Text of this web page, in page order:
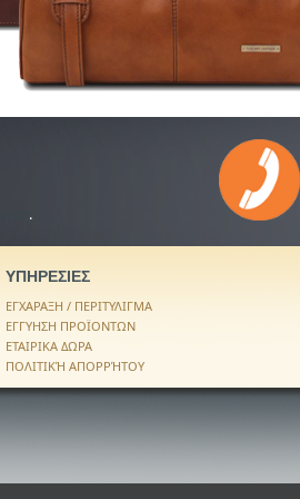
.
ΥΠΗΡΕΣΙΕΣ
ΕΓΧΑΡΑΞΗ / ΠΕΡΙΤΥΛΙΓΜΑ
ΕΓΓΥΗΣΗ ΠΡΟΪΟΝΤΩΝ
ΕΤΑΙΡΙΚΑ ΔΩΡΑ
ΠΟΛΙΤΙΚΉ ΑΠΟΡΡΉΤΟΥ